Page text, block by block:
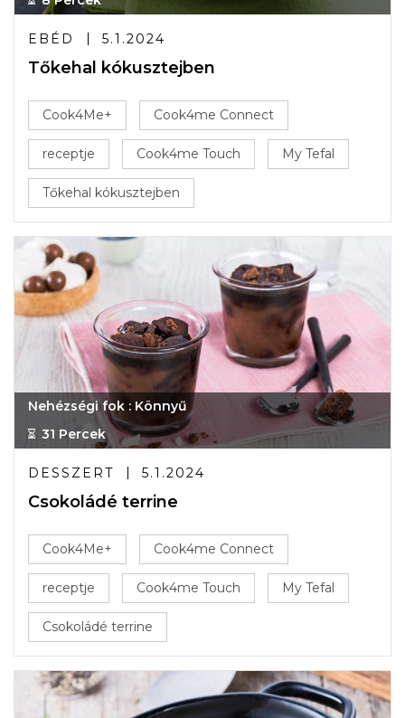
EBÉD 5.1.2024
Tőkehal kókusztejben
Cook4Me+ Cook4me Connect
receptje Cook4me Touch My Tefal
Tőkehal kókusztejben
Nehézségi fok : Könnyű
31 Percek
DESSZERT 5.1.2024
Csokoládé terrine
Cook4Me+ Cook4me Connect
receptje Cook4me Touch My Tefal
Csokoládé terrine